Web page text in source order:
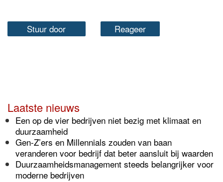
Stuur door Reageer
Laatste nieuws
Een op de vier bedrijven niet bezig met klimaat en
duurzaamheid
Gen-Z’ers en Millennials zouden van baan
veranderen voor bedrijf dat beter aansluit bij waarden
Duurzaamheidsmanagement steeds belangrijker voor
moderne bedrijven